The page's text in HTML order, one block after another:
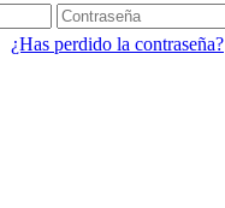
¿Has perdido la contraseña?